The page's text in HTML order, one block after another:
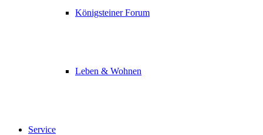
Königsteiner Forum
Leben & Wohnen
Service